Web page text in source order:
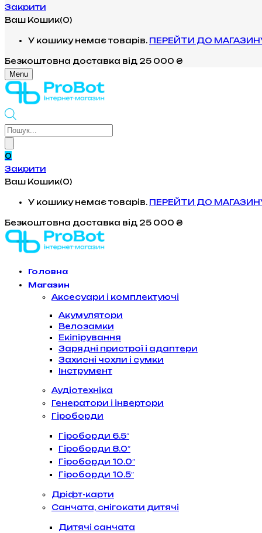
Закрити
Ваш Кошик(0)
У кошику немає товарів. ПЕРЕЙТИ ДО
Безкоштовна доставка від 25 000 ₴
Menu
Products
0
Закрити
Ваш Кошик(0)
У кошику немає товарів. ПЕРЕЙТИ ДО
Безкоштовна доставка від 25 000 ₴
Головна
Магазин
Аксесуари і комплектуючі
Акумулятори
Велозамки
Екіпірування
Зарядні пристрої і адаптери
Захисні чохли і сумки
Інструмент
Аудіотехніка
Генератори і інвертори
Гіроборди
Гіроборди 6.5″
Гіроборди 8.0″
Гіроборди 10.0″
Гіроборди 10.5″
Дріфт-карти
Санчата, снігокати дитячі
Дитячі санчата